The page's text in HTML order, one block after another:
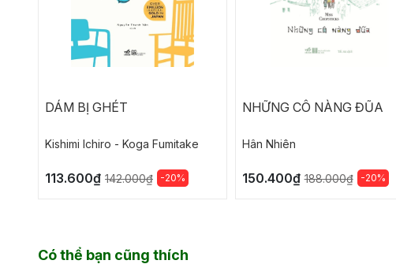
DÁM BỊ GHÉT
Kishimi lchiro - Koga Fumitake
113.600₫ 142.000₫ -20%
NHỮNG CÔ NÀNG ĐŨA
Hân Nhiên
150.400₫ 188.000₫ -20%
Có thể bạn cũng thích